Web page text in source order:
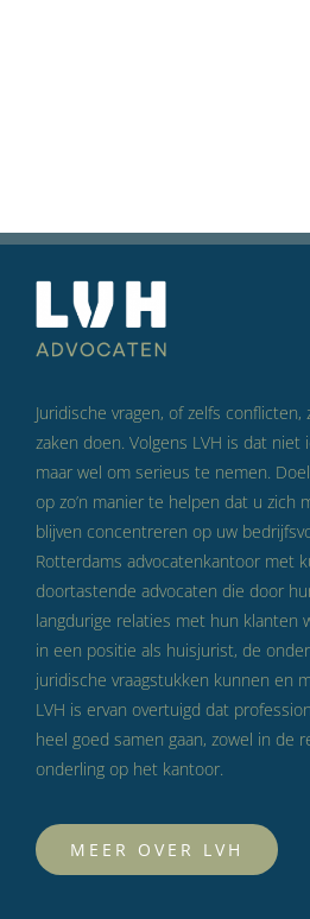
Juridische vragen, of zelfs
zaken doen. Volgens LVH is dat
maar wel om serieus te nemen.
op zo’n manier te helpen dat u zich
blijven concentreren op uw
Rotterdams advocatenkantoor met
doortastende advocaten die door
langdurige relaties met hun klanten
in een positie als huisjurist, de
juridische vraagstukken kunnen en
LVH is ervan overtuigd dat
heel goed samen gaan, zowel in de
onderling op het kantoor.
MEER OVER LVH